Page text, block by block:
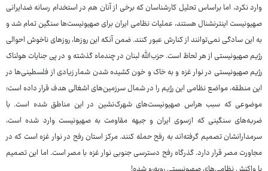
وارد نکرد، اما براساس تحلیل کارشناسان که برخی از آنان هم در استخدام رسانه ضدایرانی
صهیونیست اینترنشنال هستند، عملیات نظامی ایران برای صهیونیست‌ها سنگین تمام شد و
به این سادگی نمی‌توانند از کنارش عبور کنند. ضمن آنکه این روزها، روزهای ناخوش احوالی
رژیم صهیونیستی از هر لحاظ است. حزب‌الله لبنان در چندماه گذشته و در پی جنایات هولناک
رژیم صهیونیستی در نوار غزه و به خاک و خون کشیده شدن شمار زیادی از فلسطینی‌ها در
این منطقه، مواضع نظامی این رژیم را در شمال سرزمین‌های اشغالی هدف قرار داده است؛
موضوعی که سبب هراس صهیونیست‌های شهرک‌نشین در این مناطق شده است. با
ضربه‌های سنگینی که ازسوی ایران و جبهه مقاومت به صهیونیست وارد شده است،
سرمدارانشان تصمیم گرفته‌اند به رفح حمله کنند. مرکز استان رفح در نوار غزه است که در
مجاورت مصر قرار دارد. گذرگاه رفح دسترسی جنوبی نوار غزه با مصر است. اما این تصمیم